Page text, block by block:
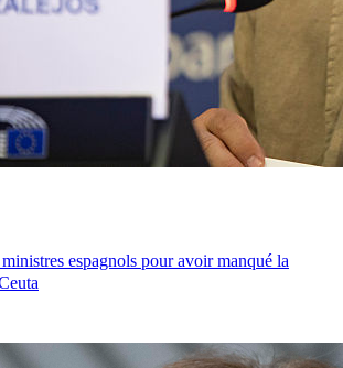
espagnols pour avoir manqué la